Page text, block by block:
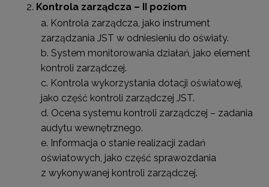
Kontrola zarządcza – II poziom
Kontrola zarządcza, jako instrument
zarządzania JST w odniesieniu do oświaty.
System monitorowania działań, jako element
kontroli zarządczej.
Kontrola wykorzystania dotacji oświatowej,
jako część kontroli zarządczej JST.
Ocena systemu kontroli zarządczej – zadania
audytu wewnętrznego.
Informacja o stanie realizacji zadań
oświatowych, jako część sprawozdania
z wykonywanej kontroli zarządczej.